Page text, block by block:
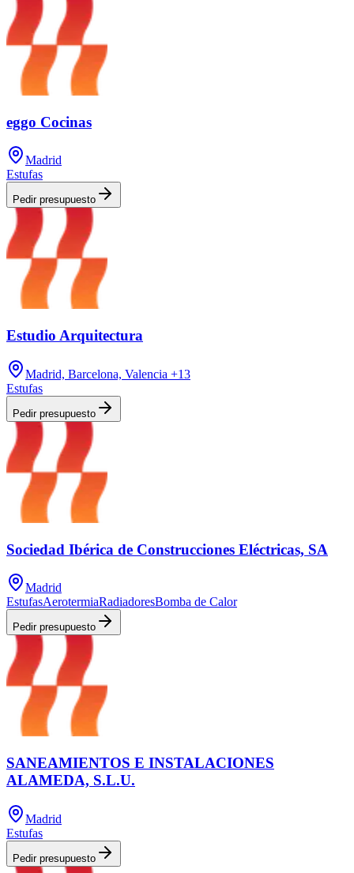
eggo Cocinas
Madrid
Estufas
Pedir presupuesto
Estudio Arquitectura
Madrid, Barcelona, Valencia +13
Estufas
Pedir presupuesto
Sociedad Ibérica de Construcciones Eléctricas, SA
Madrid
EstufasAerotermiaRadiadoresBomba de Calor
Pedir presupuesto
SANEAMIENTOS E INSTALACIONES
ALAMEDA, S.L.U.
Madrid
Estufas
Pedir presupuesto